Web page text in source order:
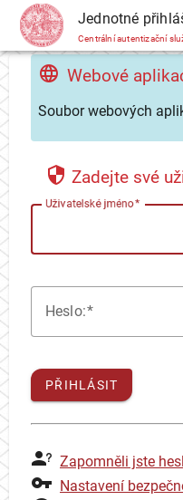
CAS Jednotné
Centrální autentizační
Webové
Soubor webových
Zadejte své
Uživatelské jméno
Heslo:
PŘIHLÁSIT
Zapomněli jste
Nastavení